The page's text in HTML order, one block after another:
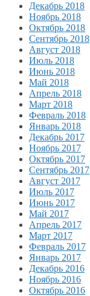
Декабрь 2018
Ноябрь 2018
Октябрь 2018
Сентябрь 2018
Август 2018
Июль 2018
Июнь 2018
Май 2018
Апрель 2018
Март 2018
Февраль 2018
Январь 2018
Декабрь 2017
Ноябрь 2017
Октябрь 2017
Сентябрь 2017
Август 2017
Июль 2017
Июнь 2017
Май 2017
Апрель 2017
Март 2017
Февраль 2017
Январь 2017
Декабрь 2016
Ноябрь 2016
Октябрь 2016